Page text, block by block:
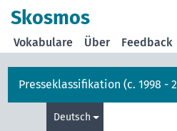
Skosmos
Vokabulare Über Feedback
Presseklassifikation (c. 1998 -
Deutsch